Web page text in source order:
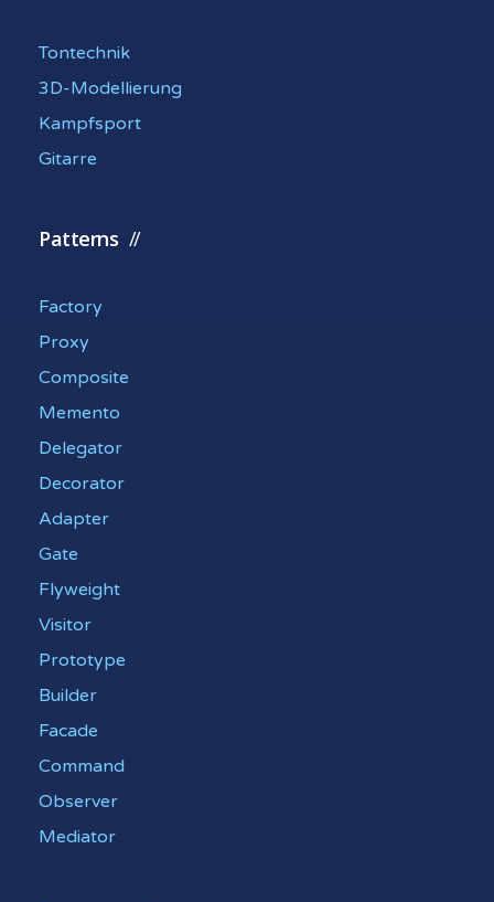
Tontechnik
3D-Modellierung
Kampfsport
Gitarre
Patterns
Factory
Proxy
Composite
Memento
Delegator
Decorator
Adapter
Gate
Flyweight
Visitor
Prototype
Builder
Facade
Command
Observer
Mediator